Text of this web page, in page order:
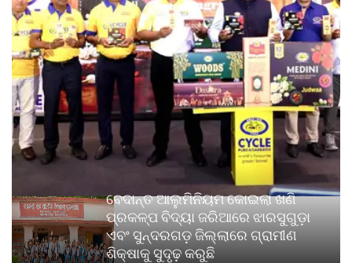
ବେଦାନ୍ତ ଆଲୁମିନିୟମ କୋଇଲା ଖଣି
ପ୍ରକଳ୍ପ ବିଦ୍ୟା ଜରିଆରେ ଝାରସୁଗୁଡ଼ା
ଏବଂ ସୁନ୍ଦରଗଡ଼ ଜିଲ୍ଲାରେ ଗ୍ରାମୀଣ
ଶିକ୍ଷାକୁ ସୁଦୃଢ଼ କରୁଛି